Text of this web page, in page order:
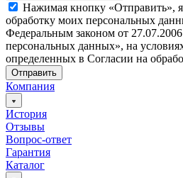
Нажимая кнопку «Отправить», я
обработку моих персональных
Федеральным законом от
персональных данных», на
определенных в Согласии на
Отправить
Компания
История
Отзывы
Вопрос-ответ
Гарантия
Каталог